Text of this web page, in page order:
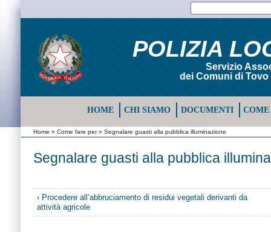
POLIZIA
Servizio
dei Comuni di
HOME CHI SIAMO DOCUMENTI COME
Home » Come fare per» Segnalare guasti alla pubblica illuminazione
Segnalare guasti alla pubblica
‹ Procedere all’abbruciamento di residui vegetali derivanti da
attività agricole